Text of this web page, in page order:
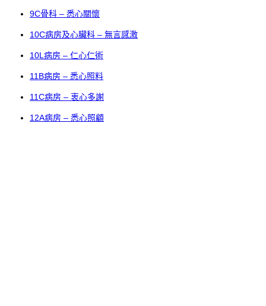
9C骨科 – 悉心關懷
10C病房及心臟科 – 無言感激
10L病房 – 仁心仁術
11B病房 – 悉心照料
11C病房 – 衷心多謝
12A病房 – 悉心照顧